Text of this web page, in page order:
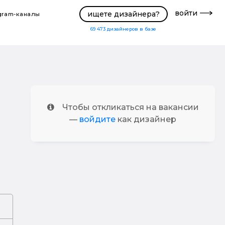
каналы ищете дизайнера?
69 473 дизайнеров в базе
войти
Чтобы откликаться на вакансии
— войдите как дизайнер